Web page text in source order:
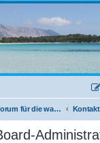
Das Forum für die wahren Freunde Sardiniens..